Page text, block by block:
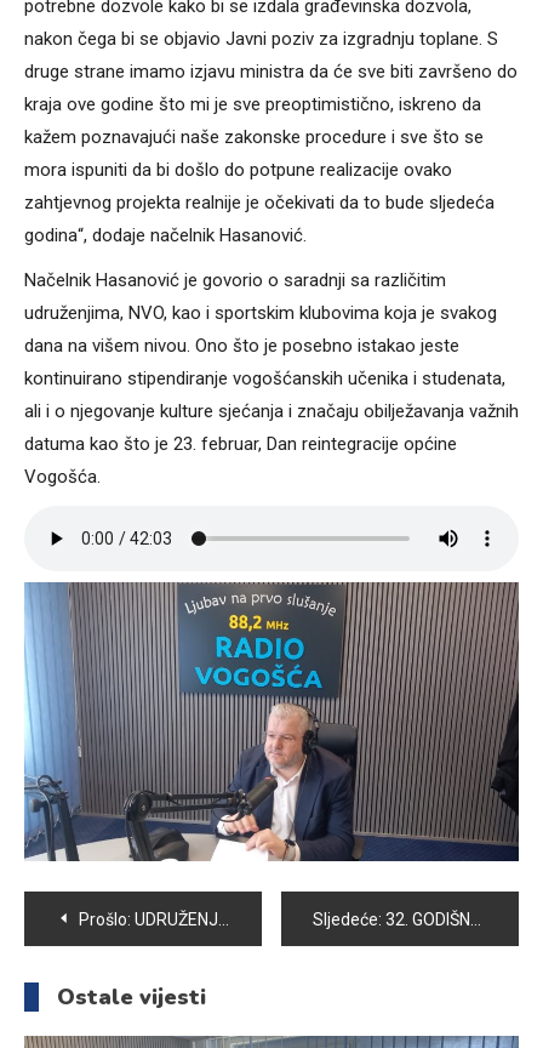
potrebne dozvole kako bi se izdala građevinska dozvola,
nakon čega bi se objavio Javni poziv za izgradnju toplane. S
druge strane imamo izjavu ministra da će sve biti završeno do
kraja ove godine što mi je sve preoptimistično, iskreno da
kažem poznavajući naše zakonske procedure i sve što se
mora ispuniti da bi došlo do potpune realizacije ovako
zahtjevnog projekta realnije je očekivati da to bude sljedeća
godina“, dodaje načelnik Hasanović.
Načelnik Hasanović je govorio o saradnji sa različitim
udruženjima, NVO, kao i sportskim klubovima koja je svakog
dana na višem nivou. Ono što je posebno istakao jeste
kontinuirano stipendiranje vogošćanskih učenika i studenata,
ali i o njegovanje kulture sjećanja i značaju obilježavanja važnih
datuma kao što je 23. februar, Dan reintegracije općine
Vogošća.
Navigacija
članaka
Prošlo: UDRUŽENJE BORACA, ORGANIZATORA I POKRETAČA OTPORA “PATRIOTSKA LIGA” VOGOŠĆA USPJEŠNO REALIZOVALO SVE AKTIVNOSTI U PROŠLOJ GODINI Sljedeće: 32. GODIŠNJICA MASAKRA NA MARKALAMA: PREDSTAVNICI OPĆINE VOGOŠĆA ODALI POČAST UBIJENIM SARAJLIJAMA
Ostale vijesti